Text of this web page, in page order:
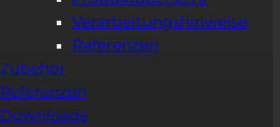
Verarbeitungshinweise
Referenzen
Zubehör
Referenzen
Downloads